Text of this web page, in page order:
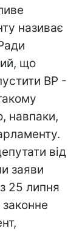
називає
що
ВР -
навпаки,
від
заяви
25 липня